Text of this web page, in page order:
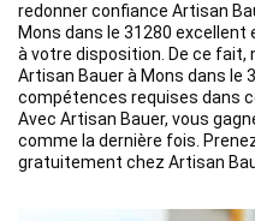
redonner confiance Artisan
Mons dans le 31280
à votre disposition. De ce fait,
Artisan Bauer à Mons dans le
compétences requises dans
Avec Artisan Bauer, vous
comme la dernière fois.
gratuitement chez Artisan